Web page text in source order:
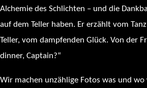
Alchemie des Schlichten – und die
auf dem Teller haben. Er erzählt vom
Teller, vom dampfenden Glück. Von der
dinner, Captain?“
Wir machen unzählige Fotos was und